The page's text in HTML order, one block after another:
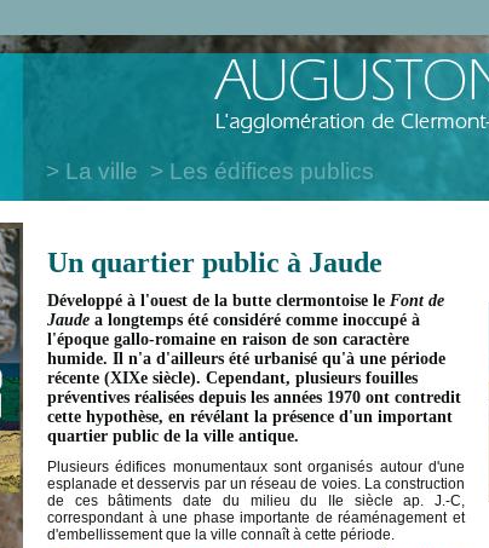
La ville Les édifices publics
Un quartier public à Jaude
Développé à l'ouest de la butte clermontoise le Font de
Jaude a longtemps été considéré comme inoccupé à
l'époque gallo-romaine en raison de son caractère
humide. Il n'a d'ailleurs été urbanisé qu'à une période
récente (XIXe siècle). Cependant, plusieurs fouilles
préventives réalisées depuis les années 1970 ont contredit
cette hypothèse, en révélant la présence d'un important
quartier public de la ville antique.
Plusieurs édifices monumentaux sont organisés autour d'une
esplanade et desservis par un réseau de voies. La construction
de ces bâtiments date du milieu du IIe siècle ap. J.-C,
correspondant à une phase importante de réaménagement et
d'embellissement que la ville connaît à cette période.